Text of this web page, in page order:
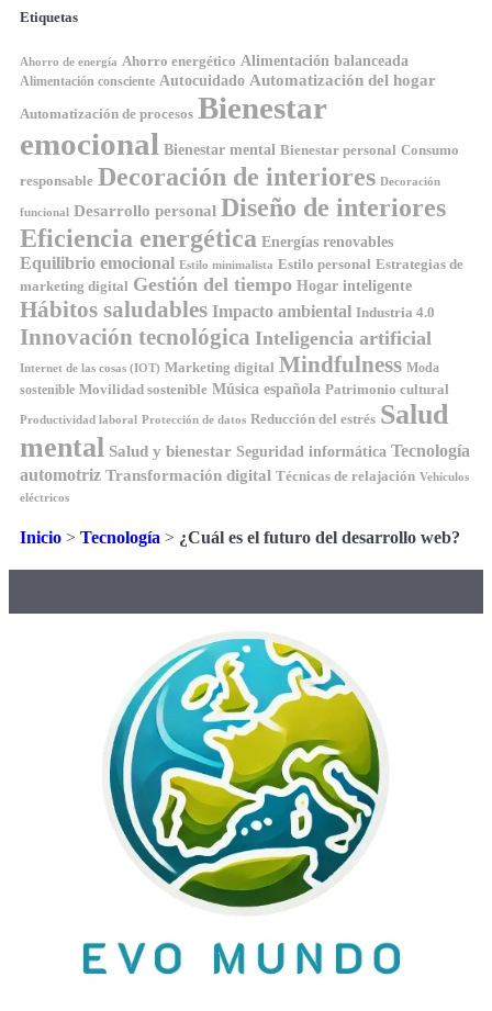
Etiquetas
Ahorro de energía Ahorro energético Alimentación balanceada
Alimentación consciente Autocuidado Automatización del hogar
Automatización de procesos Bienestar
emocional Bienestar mental Bienestar personal Consumo
responsable Decoración de interiores Decoración
funcional Desarrollo personal Diseño de interiores
Eficiencia energética Energías renovables
Equilibrio emocional Estilo minimalista Estilo personal Estrategias de
marketing digital Gestión del tiempo Hogar inteligente
Hábitos saludables Impacto ambiental Industria 4.0
Innovación tecnológica Inteligencia artificial
Internet de las cosas (IOT) Marketing digital Mindfulness Moda
sostenible Movilidad sostenible Música española Patrimonio cultural
Productividad laboral Protección de datos Reducción del estrés Salud
mental Salud y bienestar Seguridad informática Tecnología
automotriz Transformación digital Técnicas de relajación Vehículos
eléctricos
Inicio > Tecnología > ¿Cuál es el futuro del desarrollo web?